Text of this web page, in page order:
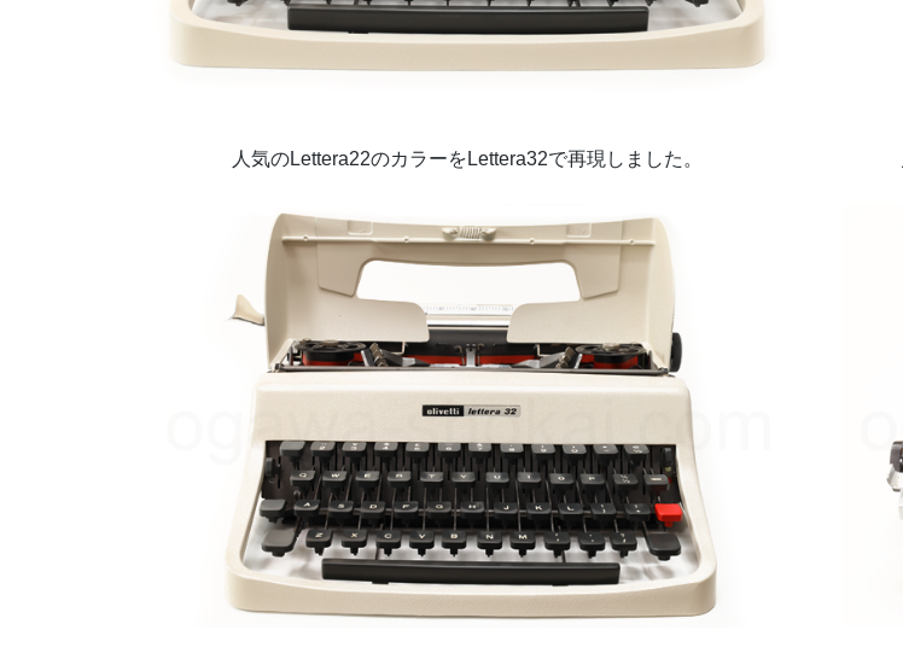
人気のLettera22のカラーをLettera32で再現しました。